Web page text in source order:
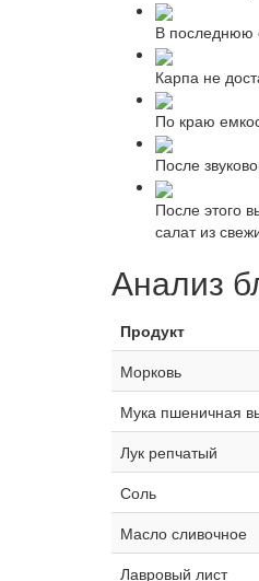
В последнюю
Карпа не
По краю
После
После этого
салат из
Анализ
Продукт
Морковь
Мука пшеничная
Лук репчатый
Соль
Масло сливочное
Лавровый лист